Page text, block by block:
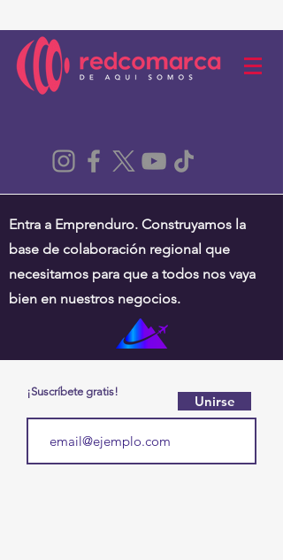
Entra a Emprenduro. Construyamos la
base de colaboración regional que
necesitamos para que a todos nos vaya
bien en nuestros negocios.
¡Suscríbete gratis!
Unirse